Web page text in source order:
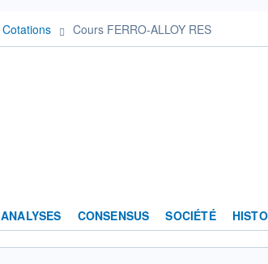
Cotations Cours FERRO-ALLOY RES
ANALYSES CONSENSUS SOCIÉTÉ